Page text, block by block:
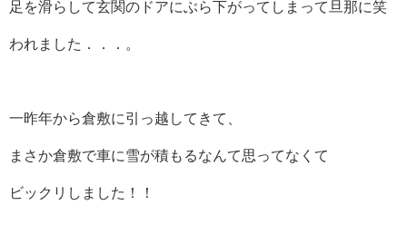
足を滑らして玄関のドアにぶら下がってしまって旦那に笑
われました．．．。
一昨年から倉敷に引っ越してきて、
まさか倉敷で車に雪が積もるなんて思ってなくて
ビックリしました！！